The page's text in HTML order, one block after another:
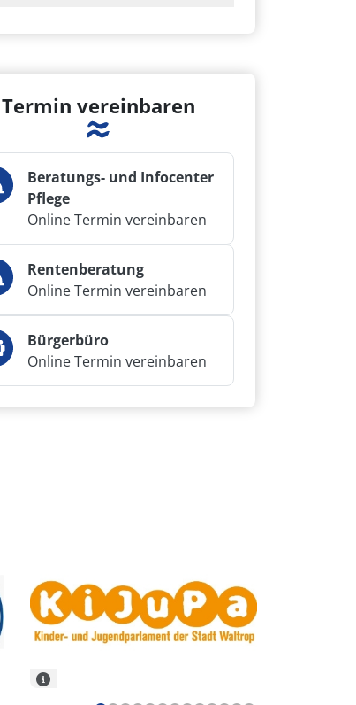
Termin vereinbaren
Beratungs- und Infocenter
Pflege
Online Termin vereinbaren
Rentenberatung
Online Termin vereinbaren
Bürgerbüro
Online Termin vereinbaren